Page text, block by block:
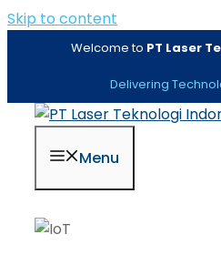
Skip to content
Welcome to PT Laser
Delivering
Menu